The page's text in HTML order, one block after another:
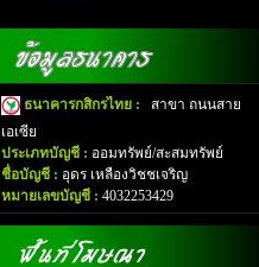
ธนาคารกสิกรไทย :
สาขา ถนนสาย
เอเซีย
ประเภทบัญชี : ออมทรัพย์/สะสมทรัพย์
ชื่อบัญชี : อุดร เหลืองวิชชเจริญ
หมายเลขบัญชี : 4032253429